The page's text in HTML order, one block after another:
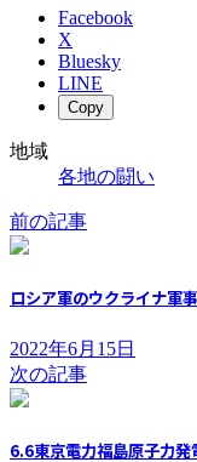
Facebook
X
Bluesky
LINE
Copy
地域
各地の闘い
前の記事
ロシア軍のウクライナ軍
2022年6月15日
次の記事
6.6東京電力福島原子力